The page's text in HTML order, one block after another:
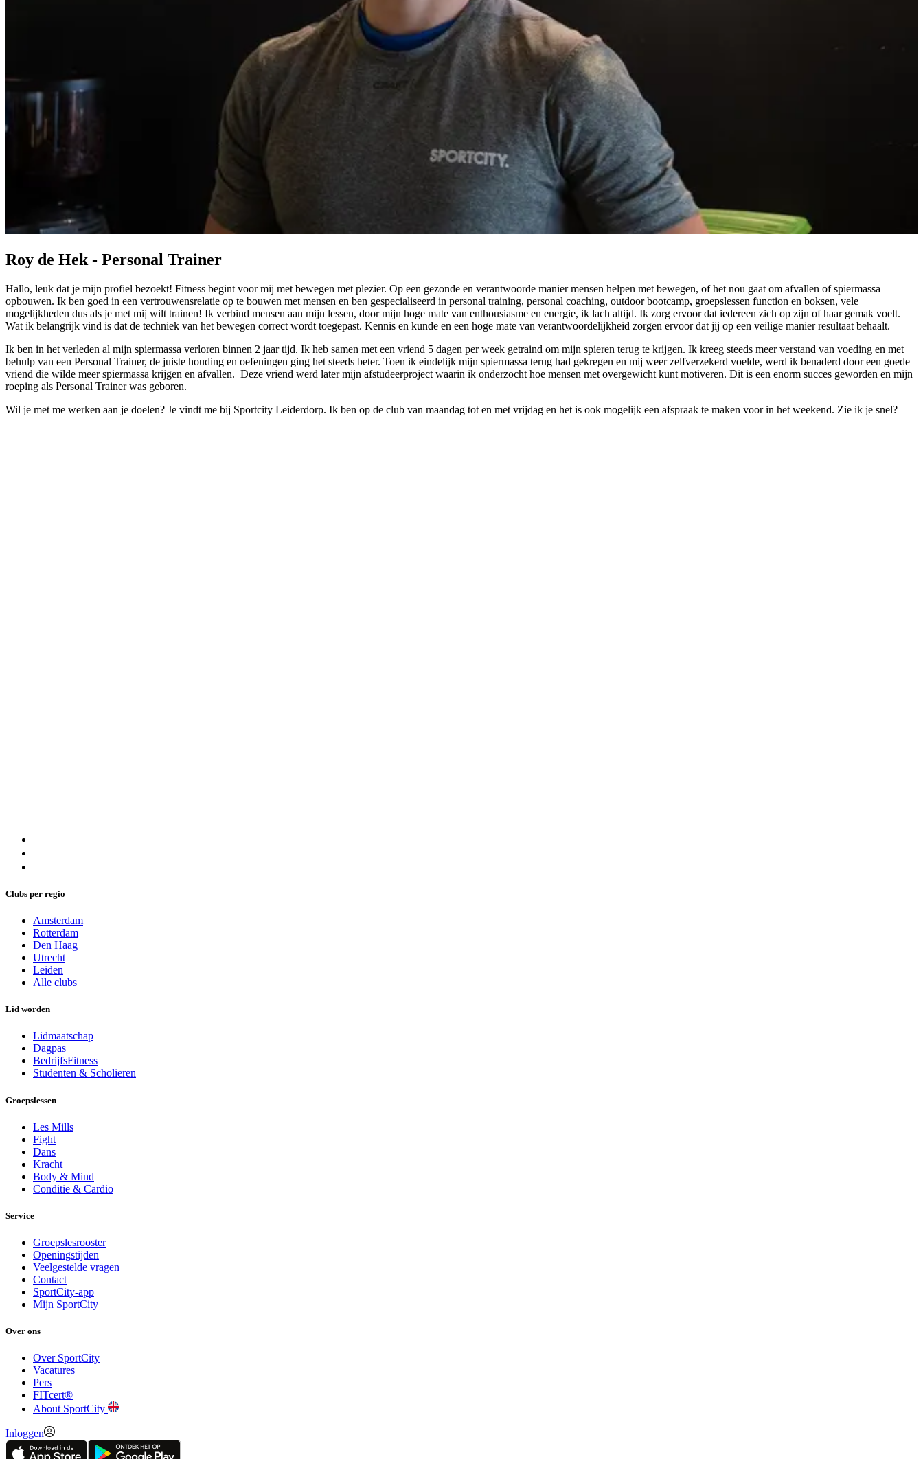
Roy de Hek - Personal Trainer
Hallo, leuk dat je mijn profiel bezoekt! Fitness begint voor mij met bewegen met plezier. Op een gezonde en verantwoorde manier mensen helpen met bewegen, of het nou gaat om afvallen of spiermassa
opbouwen. Ik ben goed in een vertrouwensrelatie op te bouwen met mensen en ben gespecialiseerd in personal training, personal coaching, outdoor bootcamp, groepslessen function en boksen, vele
mogelijkheden dus als je met mij wilt trainen! Ik verbind mensen aan mijn lessen, door mijn hoge mate van enthousiasme en energie, ik lach altijd. Ik zorg ervoor dat iedereen zich op zijn of haar gemak voelt.
Wat ik belangrijk vind is dat de techniek van het bewegen correct wordt toegepast. Kennis en kunde en een hoge mate van verantwoordelijkheid zorgen ervoor dat jij op een veilige manier resultaat behaalt.
Ik ben in het verleden al mijn spiermassa verloren binnen 2 jaar tijd. Ik heb samen met een vriend 5 dagen per week getraind om mijn spieren terug te krijgen. Ik kreeg steeds meer verstand van voeding en met
behulp van een Personal Trainer, de juiste houding en oefeningen ging het steeds beter. Toen ik eindelijk mijn spiermassa terug had gekregen en mij weer zelfverzekerd voelde, werd ik benaderd door een goede
vriend die wilde meer spiermassa krijgen en afvallen. Deze vriend werd later mijn afstudeerproject waarin ik onderzocht hoe mensen met overgewicht kunt motiveren. Dit is een enorm succes geworden en mijn
roeping als Personal Trainer was geboren.
Wil je met me werken aan je doelen? Je vindt me bij Sportcity Leiderdorp. Ik ben op de club van maandag tot en met vrijdag en het is ook mogelijk een afspraak te maken voor in het weekend. Zie ik je snel?
Clubs per regio
Amsterdam
Rotterdam
Den Haag
Utrecht
Leiden
Alle clubs
Lid worden
Lidmaatschap
Dagpas
BedrijfsFitness
Studenten & Scholieren
Groepslessen
Les Mills
Fight
Dans
Kracht
Body & Mind
Conditie & Cardio
Service
Groepslesrooster
Openingstijden
Veelgestelde vragen
Contact
SportCity-app
Mijn SportCity
Over ons
Over SportCity
Vacatures
Pers
FITcert®
About SportCity
Inloggen